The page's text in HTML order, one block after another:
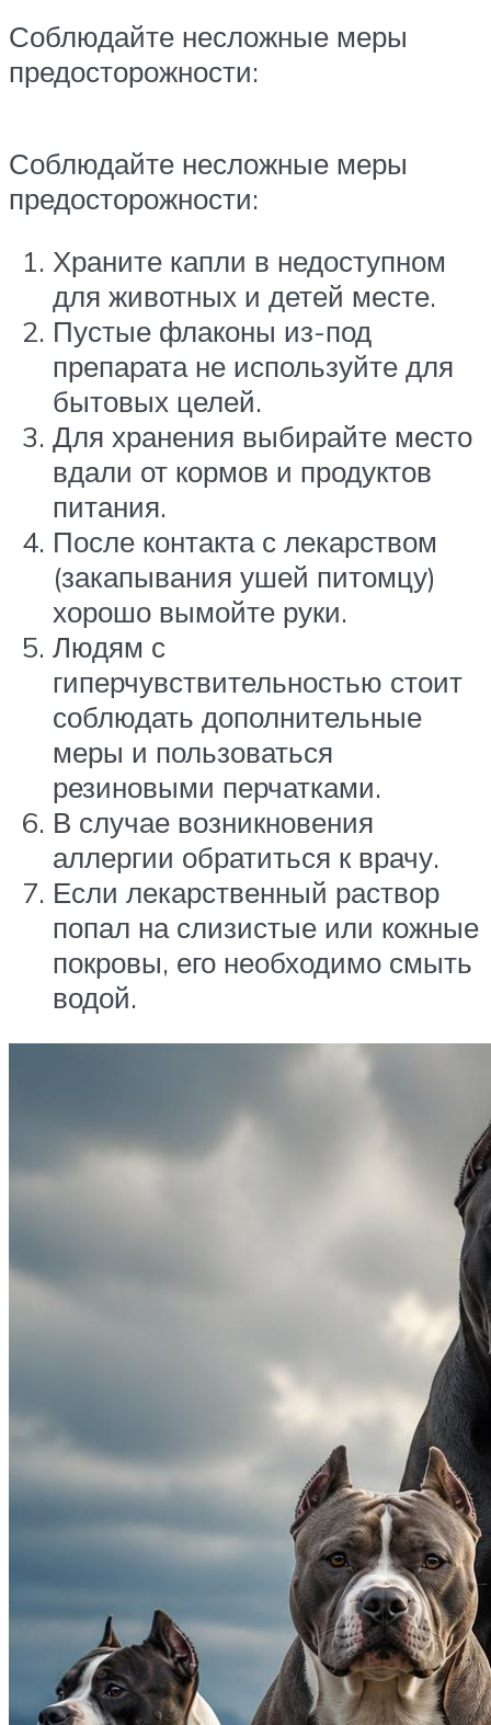
Соблюдайте несложные меры
предосторожности:
Соблюдайте несложные меры
предосторожности:
Храните капли в недоступном
для животных и детей месте.
Пустые флаконы из-под
препарата не используйте для
бытовых целей.
Для хранения выбирайте место
вдали от кормов и продуктов
питания.
После контакта с лекарством
(закапывания ушей питомцу)
хорошо вымойте руки.
Людям с
гиперчувствительностью стоит
соблюдать дополнительные
меры и пользоваться
резиновыми перчатками.
В случае возникновения
аллергии обратиться к врачу.
Если лекарственный раствор
попал на слизистые или кожные
покровы, его необходимо смыть
водой.